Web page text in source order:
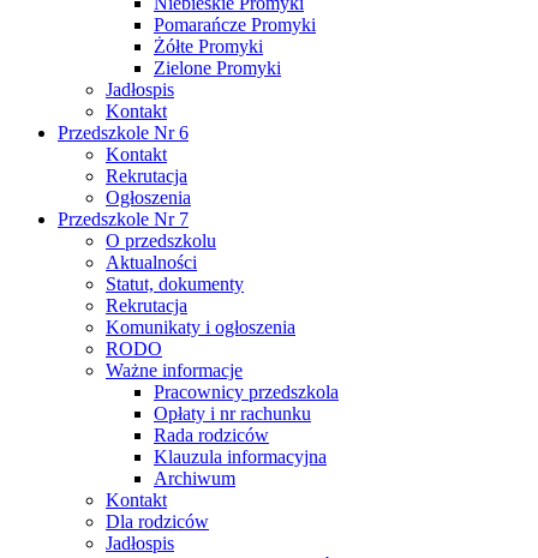
Pomarańcze Promyki
Żółte Promyki
Zielone Promyki
Jadłospis
Kontakt
Przedszkole Nr 6
Kontakt
Rekrutacja
Ogłoszenia
Przedszkole Nr 7
O przedszkolu
Aktualności
Statut, dokumenty
Rekrutacja
Komunikaty i ogłoszenia
RODO
Ważne informacje
Pracownicy przedszkola
Opłaty i nr rachunku
Rada rodziców
Klauzula informacyjna
Archiwum
Kontakt
Dla rodziców
Jadłospis